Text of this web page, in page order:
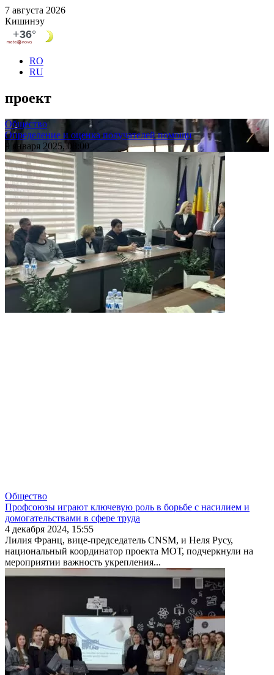
7 августа 2026
Кишинэу
RO
RU
проект
Общество
Определение и оценка получателей помощи
9 января 2025, 08:00
Общество
Профсоюзы играют ключевую роль в борьбе с насилием и
домогательствами в сфере труда
4 декабря 2024, 15:55
Лилия Франц, вице-председатель CNSM, и Неля Русу,
национальный координатор проекта МОТ, под­черкнули на
мероприятии важность укрепления...